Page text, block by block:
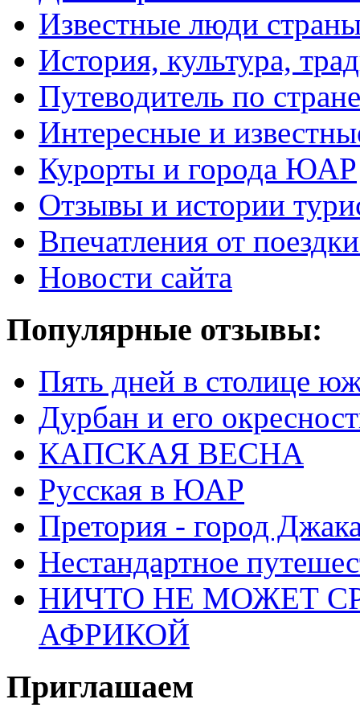
Известные люди
История, культура,
Путеводитель по стране
Интересные и
Курорты и города ЮАР
Отзывы и истории
Впечатления от
Новости сайта
Популярные отзывы:
Пять дней в столице
Дурбан и его
КАПСКАЯ ВЕСНА
Русская в ЮАР
Претория - город
Нестандартное
НИЧТО НЕ МОЖЕТ
АФРИКОЙ
Приглашаем